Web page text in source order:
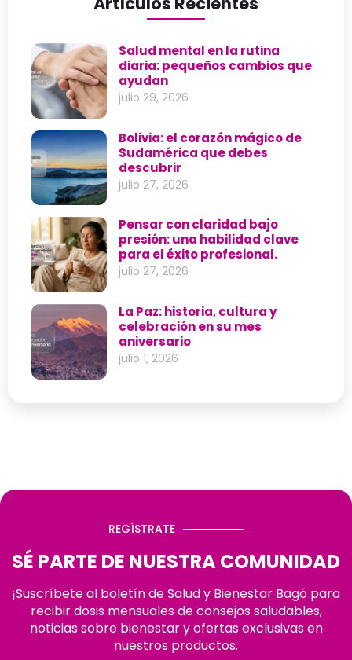
Salud mental en la rutina
diaria: pequeños cambios que
ayudan
julio 29, 2026
Bolivia: el corazón mágico de
Sudamérica que debes
descubrir
julio 27, 2026
Pensar con claridad bajo
presión: una habilidad clave
para el éxito profesional.
julio 27, 2026
La Paz: historia, cultura y
celebración en su mes
aniversario
julio 1, 2026
REGÍSTRATE
SÉ PARTE DE NUESTRA COMUNIDAD
¡Suscríbete al boletín de Salud y Bienestar Bagó para
recibir dosis mensuales de consejos saludables,
noticias sobre bienestar y ofertas exclusivas en
nuestros productos.